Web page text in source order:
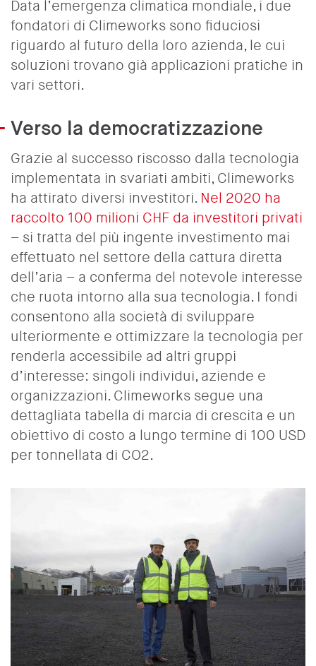
Data l’emergenza climatica mondiale, i due
fondatori di Climeworks sono fiduciosi
riguardo al futuro della loro azienda, le cui
soluzioni trovano già applicazioni pratiche in
vari settori.
Verso la democratizzazione
Grazie al successo riscosso dalla tecnologia
implementata in svariati ambiti, Climeworks
ha attirato diversi investitori. Nel 2020 ha
raccolto 100 milioni CHF da investitori privati
– si tratta del più ingente investimento mai
effettuato nel settore della cattura diretta
dell’aria – a conferma del notevole interesse
che ruota intorno alla sua tecnologia. I fondi
consentono alla società di sviluppare
ulteriormente e ottimizzare la tecnologia per
renderla accessibile ad altri gruppi
d’interesse: singoli individui, aziende e
organizzazioni. Climeworks segue una
dettagliata tabella di marcia di crescita e un
obiettivo di costo a lungo termine di 100 USD
per tonnellata di CO2.